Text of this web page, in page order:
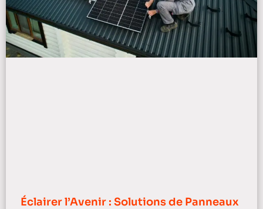
Éclairer l’Avenir : Solutions de Panneaux